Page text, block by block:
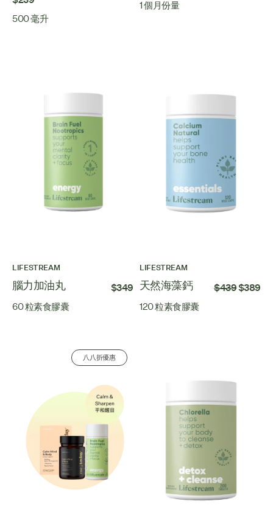
500 毫升
1 個月份量
LIFESTREAM
腦力加油丸 $349
60 粒素食膠囊
LIFESTREAM
天然海藻鈣 $439$389
120 粒素食膠囊
八八折優惠